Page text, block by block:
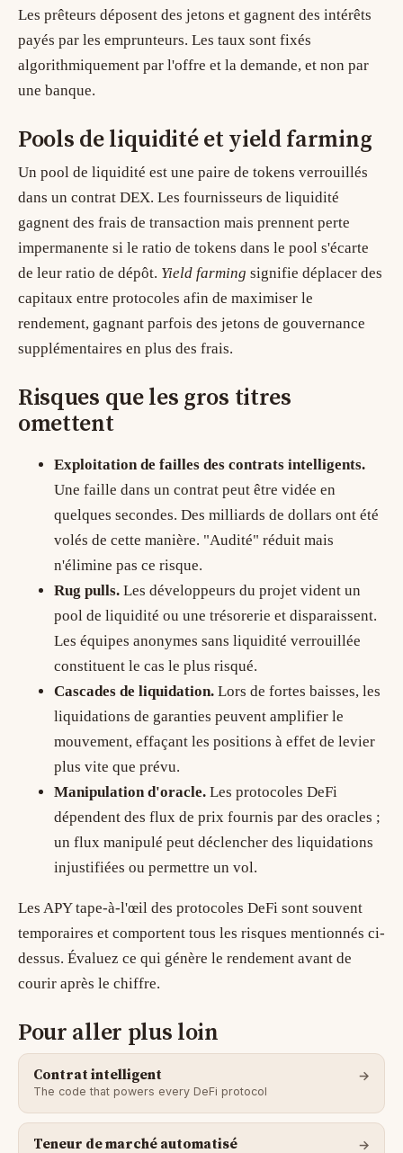
Les prêteurs déposent des jetons et gagnent des intérêts
payés par les emprunteurs. Les taux sont fixés
algorithmiquement par l'offre et la demande, et non par
une banque.
Pools de liquidité et yield farming
Un pool de liquidité est une paire de tokens verrouillés
dans un contrat DEX. Les fournisseurs de liquidité
gagnent des frais de transaction mais prennent perte
impermanente si le ratio de tokens dans le pool s'écarte
de leur ratio de dépôt. Yield farming signifie déplacer des
capitaux entre protocoles afin de maximiser le
rendement, gagnant parfois des jetons de gouvernance
supplémentaires en plus des frais.
Risques que les gros titres
omettent
Exploitation de failles des contrats intelligents.
Une faille dans un contrat peut être vidée en
quelques secondes. Des milliards de dollars ont été
volés de cette manière. "Audité" réduit mais
n'élimine pas ce risque.
Rug pulls. Les développeurs du projet vident un
pool de liquidité ou une trésorerie et disparaissent.
Les équipes anonymes sans liquidité verrouillée
constituent le cas le plus risqué.
Cascades de liquidation. Lors de fortes baisses, les
liquidations de garanties peuvent amplifier le
mouvement, effaçant les positions à effet de levier
plus vite que prévu.
Manipulation d'oracle. Les protocoles DeFi
dépendent des flux de prix fournis par des oracles ;
un flux manipulé peut déclencher des liquidations
injustifiées ou permettre un vol.
Les APY tape-à-l'œil des protocoles DeFi sont souvent
temporaires et comportent tous les risques mentionnés ci-
dessus. Évaluez ce qui génère le rendement avant de
courir après le chiffre.
Pour aller plus loin
Contrat intelligent
The code that powers every DeFi protocol
Teneur de marché automatisé